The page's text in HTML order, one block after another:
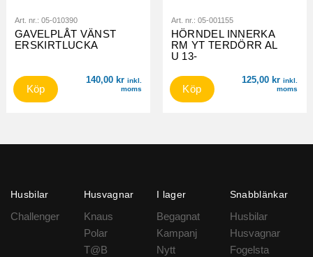
Art. nr.: 05-010390
GAVELPLÅT VÄNST
ERSKIRTLUCKA
140,00 kr inkl.
moms
Köp
Art. nr.: 05-001155
HÖRNDEL INNERKA
RM YT TERDÖRR AL
U 13-
125,00 kr inkl.
moms
Köp
Husbilar
Challenger
Husvagnar
Knaus
Polar
T@B
I lager
Begagnat
Kampanj
Nytt
Snabblänkar
Husbilar
Husvagnar
Fogelsta